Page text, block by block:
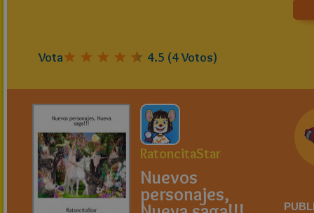
Vota 4.5 (4Votos)
RatoncitaStar
Nuevos
personajes,